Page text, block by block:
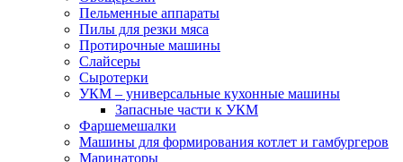
Пельменные аппараты
Пилы для резки мяса
Протирочные машины
Слайсеры
Сыротерки
УКМ – универсальные кухонные машины
Запасные части к УКМ
Фаршемешалки
Машины для формирования котлет и гамбургеров
Маринаторы